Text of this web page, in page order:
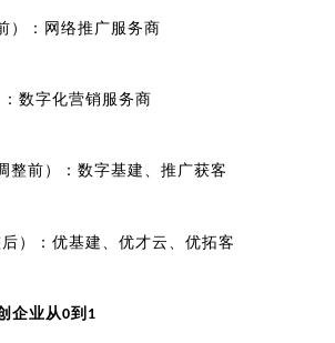
）：网络推广服务商
数字化营销服务商
整前）：数字基建、推广获客
）：优基建、优才云、优拓客
企业从0到 1